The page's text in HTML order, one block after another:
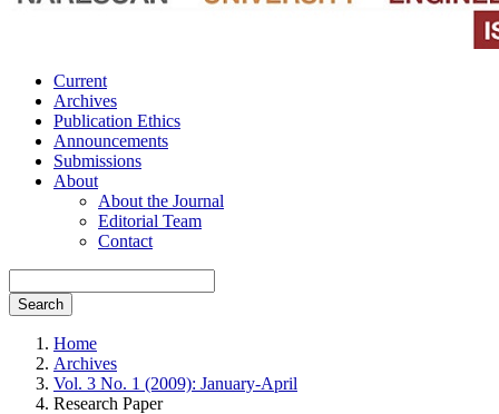
Current
Archives
Publication Ethics
Announcements
Submissions
About
About the Journal
Editorial Team
Contact
Search
Home
Archives
Vol. 3 No. 1 (2009): January-April
Research Paper